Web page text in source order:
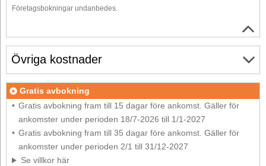
Företagsbokningar undanbedes.
Övriga kostnader
Gratis avbokning
Gratis avbokning fram till 15 dagar före ankomst. Gäller för
ankomster under perioden 18/7-2026 till 1/1-2027
Gratis avbokning fram till 35 dagar före ankomst. Gäller för
ankomster under perioden 2/1 till 31/12-2027
Se villkor här